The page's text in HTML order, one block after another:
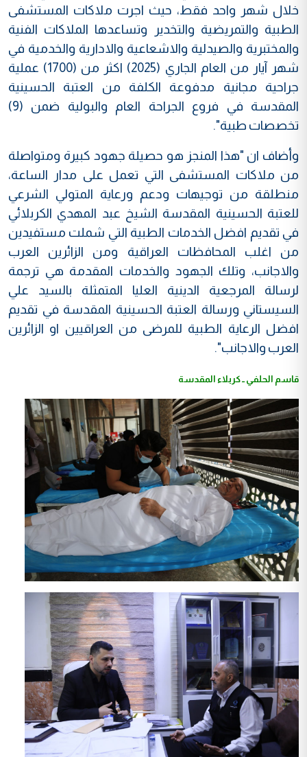
خلال شهر واحد فقط، حيث اجرت ملاكات المستشفى
الطبية والتمريضية والتخدير وتساعدها الملاكات الفنية
والمختبرية والصيدلية والاشعاعية والادارية والخدمية في
شهر آيار من العام الجاري (2025) اكثر من (1700) عملية
جراحية مجانية مدفوعة الكلفة من العتبة الحسينية
المقدسة في فروع الجراحة العام والبولية ضمن (9)
تخصصات طبية".
وأضاف ان "هذا المنجز هو حصيلة جهود كبيرة ومتواصلة
من ملاكات المستشفى التي تعمل على مدار الساعة،
منطلقة من توجيهات ودعم ورعاية المتولي الشرعي
للعتبة الحسينية المقدسة الشيخ عبد المهدي الكربلائي
في تقديم افضل الخدمات الطبية التي شملت مستفيدين
من اغلب المحافظات العراقية ومن الزائرين العرب
والاجانب، وتلك الجهود والخدمات المقدمة هي ترجمة
لرسالة المرجعية الدينية العليا المتمثلة بالسيد علي
السيستاني ورسالة العتبة الحسينية المقدسة في تقديم
افضل الرعاية الطبية للمرضى من العراقيين او الزائرين
العرب والاجانب".
قاسم الحلفي ــ كربلاء المقدسة